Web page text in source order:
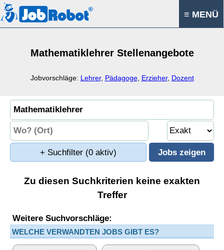
≡ MENÜ
Mathematiklehrer Stellenangebote
Jobvorschläge: Lehrer, Pädagoge, Erzieher, Dozent
+ Suchfilter (0 aktiv)
Zu diesen Suchkriterien keine exakten
Treffer
Weitere Suchvorschläge:
WELCHE VERWANDTEN JOBS GIBT ES?